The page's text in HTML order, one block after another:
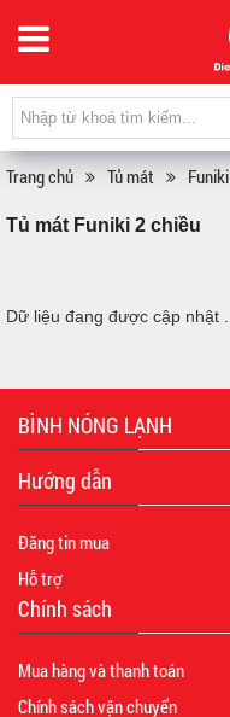
Trang chủ Tủ mát Funiki
Tủ mát Funiki 2 chiều
Dữ liệu đang được cập nhật ...
BÌNH NÓNG LẠNH
Hướng dẫn
Đăng tin mua
Hỗ trợ
Chính sách
Mua hàng và thanh toán
Chính sách vận chuyển